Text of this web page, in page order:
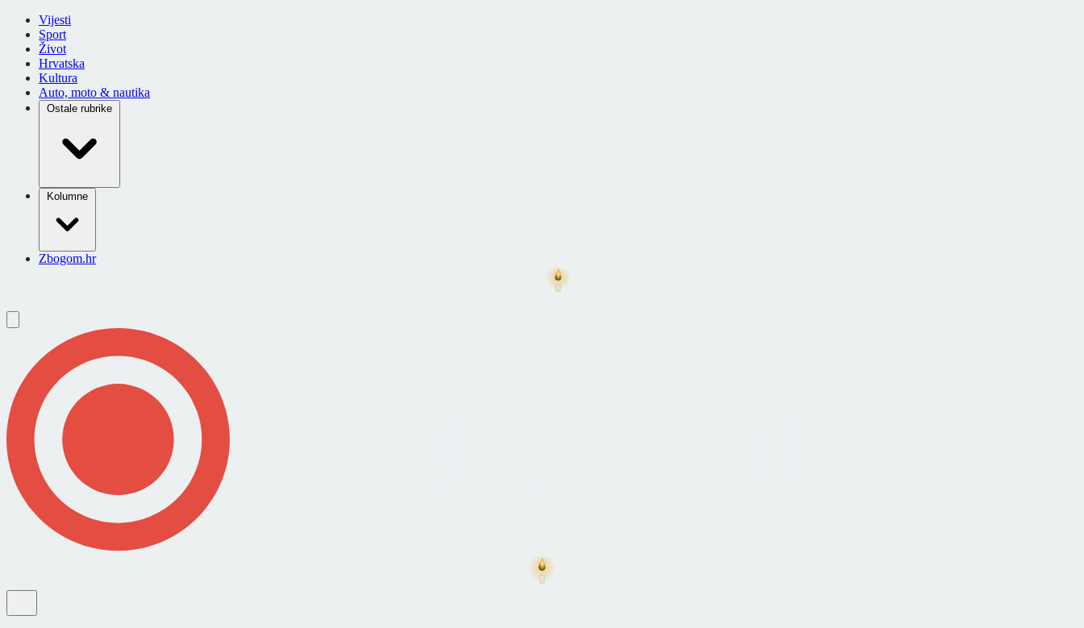
Vijesti
Sport
Život
Hrvatska
Kultura
Auto, moto & nautika
Ostale rubrike
Kolumne
Zbogom.hr